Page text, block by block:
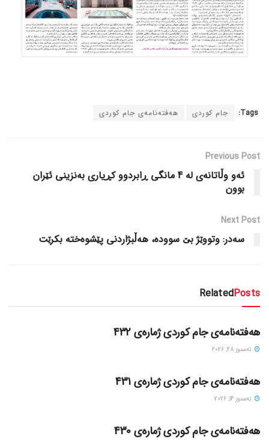
Tags: جام کوردی هەفتەنامەی جام کوردی
Previous Post
ئەو وڵاتانەی لە 4 مانگی ڕابردوو کڕیاری بەنزینی ئێران
بوون
Next Post
سەدر: وتووێژ بێ سوودە، هەڵبژاردنی پێشوەختە بکرێت
RelatedPosts
گۆڤاره‌کان
هەفتەنامەی جام کوردی ژمارەی 432
ته‌مموز 28, 2026
هەفتەنامەی جام کوردی ژمارەی 431
ته‌مموز 14, 2026
هەفتەنامەی جام کوردی ژمارەی 430